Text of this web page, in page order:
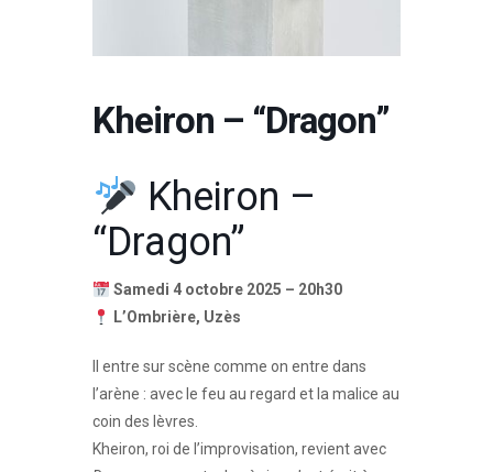
Kheiron – “Dragon”
Kheiron –
“Dragon”
Samedi 4 octobre 2025 – 20h30
L’Ombrière, Uzès
Il entre sur scène comme on entre dans
l’arène : avec le feu au regard et la malice au
coin des lèvres.
Kheiron, roi de l’improvisation, revient avec